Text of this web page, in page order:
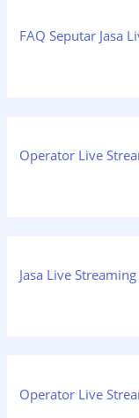
FAQ Seputar Jasa
Operator Live
Jasa Live
Operator Live